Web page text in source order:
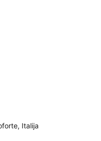
Italija